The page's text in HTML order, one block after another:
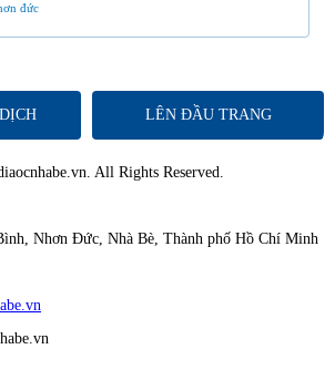
đức
LÊN ĐẦU TRANG
All Rights Reserved.
Nhơn Đức, Nhà Bè, Thành phố Hồ Chí Minh